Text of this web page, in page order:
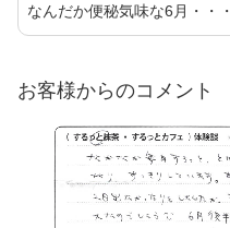
なんだか便秘気味な6月・・・
お客様からのコメント